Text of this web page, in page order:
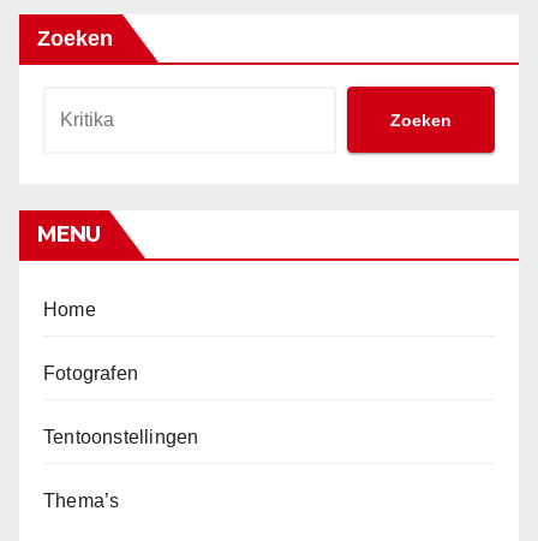
Zoeken
Zoeken
MENU
Home
Fotografen
Tentoonstellingen
Thema’s